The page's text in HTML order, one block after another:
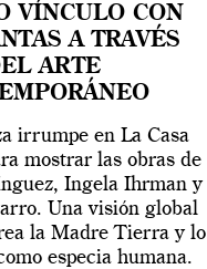
VÍNCULO CON
A TRAVÉS
ARTE
irrumpe en La Casa
mostrar las obras de
Ingela Ihrman y
Una visión global
la Madre Tierra y lo
especia humana.